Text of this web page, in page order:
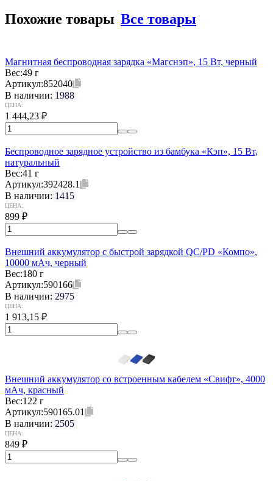
Похожие товары Все товары
Магнитная беспроводная зарядка «Магснэп», 15 Вт, черный
Вес:49 г
Артикул:852040
В наличии: 1988
ЦЕНА:
1 444,23 ₽
Беспроводное зарядное устройство из бамбука «Кэп», 15 Вт,
натуральный
Вес:41 г
Артикул:392428.1
В наличии: 1415
ЦЕНА:
899 ₽
Внешний аккумулятор с быстрой зарядкой QC/PD «Компо»,
10000 мАч, черный
Вес:180 г
Артикул:590166
В наличии: 2975
ЦЕНА:
1 913,15 ₽
Внешний аккумулятор со встроенным кабелем «Свифт», 4000
мАч, красный
Вес:122 г
Артикул:590165.01
В наличии: 2505
ЦЕНА:
849 ₽